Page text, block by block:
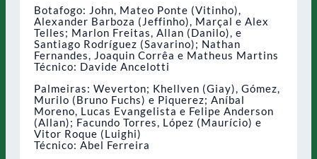
Botafogo: John, Mateo Ponte (Vitinho),
Alexander Barboza (Jeffinho), Marçal e Alex
Telles; Marlon Freitas, Allan (Danilo), e
Santiago Rodríguez (Savarino); Nathan
Fernandes, Joaquin Corrêa e Matheus Martins
Técnico: Davide Ancelotti
Palmeiras: Weverton; Khellven (Giay), Gómez,
Murilo (Bruno Fuchs) e Piquerez; Aníbal
Moreno, Lucas Evangelista e Felipe Anderson
(Allan); Facundo Torres, López (Maurício) e
Vitor Roque (Luighi)
Técnico: Abel Ferreira